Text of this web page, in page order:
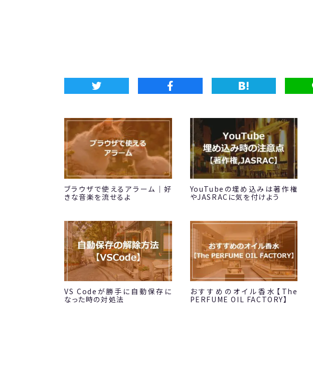
ブラウザで使えるアラーム｜好
きな音楽を流せるよ
YouTubeの埋め込みは著作権
やJASRACに気を付けよう
VS Codeが勝手に自動保存に
なった時の対処法
おすすめのオイル香水【The
PERFUME OIL FACTORY】